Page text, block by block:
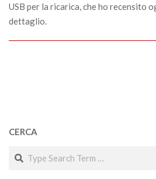
USB per la ricarica, che ho recensito
dettaglio.
CERCA
Search